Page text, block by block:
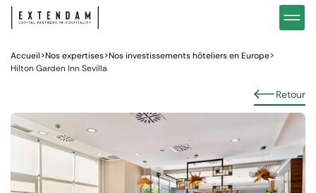
Notre stratégie d’investissements hôteliers Nos
Investir
Vous êtes
Actualités
Accueil>Nos expertises>Nos investissements hôteliers en Europe>
Hilton Garden Inn Sevilla
Retour